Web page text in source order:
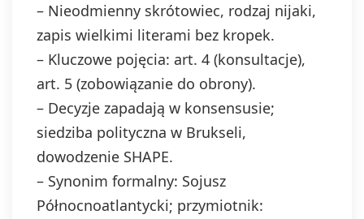
– Nieodmienny skrótowiec, rodzaj nijaki,
zapis wielkimi literami bez kropek.
– Kluczowe pojęcia: art. 4 (konsultacje),
art. 5 (zobowiązanie do obrony).
– Decyzje zapadają w konsensusie;
siedziba polityczna w Brukseli,
dowodzenie SHAPE.
– Synonim formalny: Sojusz
Północnoatlantycki; przymiotnik: